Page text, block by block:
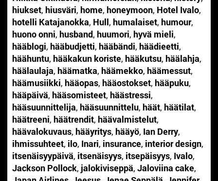
hiukset, hiusväri, home, honeymoon, Hotel Ivalo,
hotelli Katajanokka, Hull, humalaiset, humour,
huono onni, husband, huumori, hyvä mieli,
hääblogi, hääbudjetti, hääbändi, häädieetti,
häähuntu, hääkakun koriste, hääkutsu, häälahja,
häälaulaja, häämatka, häämekko, häämessut,
häämusiikki, hääopas, hääostokset, hääpuku,
hääpäivä, hääsomisteet, häästressi,
hääsuunnittelija, hääsuunnittelu, häät, häätilat,
häätreeni, häätrendit, häävalmistelut,
häävalokuvaus, hääyritys, hääyö, Ian Derry,
ihmissuhteet, ilo, Inari, insurance, interior design,
itsenäisyypäivä, itsenäisyys, itsepäisyys, Ivalo,
Jackson Pollock, jalokiviseppä, Jaloviina cake,